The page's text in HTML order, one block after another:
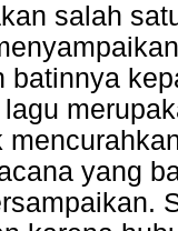
salah
batinnya
yang